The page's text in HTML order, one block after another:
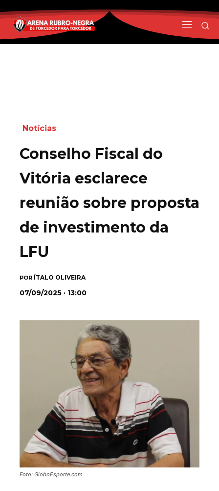
Notícias
Conselho Fiscal do
Vitória esclarece
reunião sobre proposta
de investimento da
LFU
POR ÍTALO OLIVEIRA
07/09/2025 · 13:00
Foto: GloboEsporte.com